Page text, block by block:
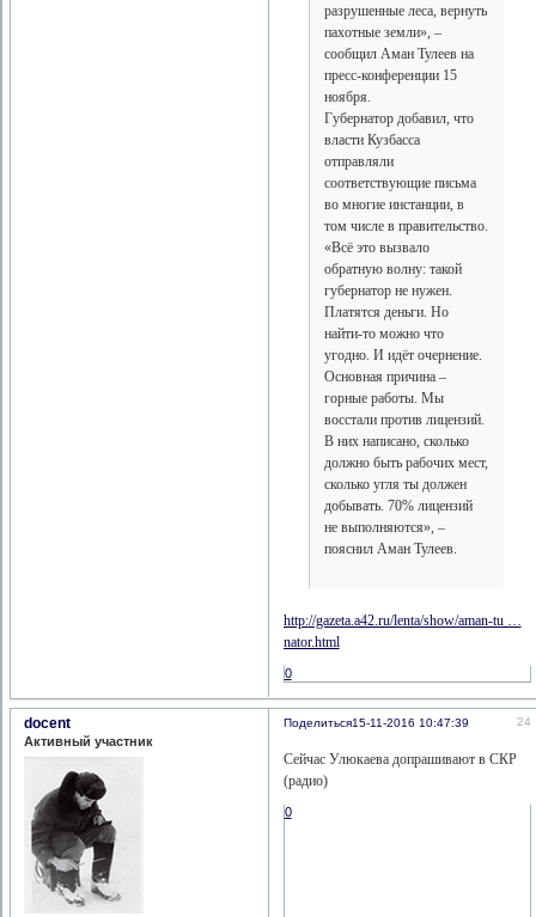
разрушенные леса, вернуть
пахотные земли», –
сообщил Аман Тулеев на
пресс-конференции 15
ноября.
Губернатор добавил, что
власти Кузбасса
отправляли
соответствующие письма
во многие инстанции, в
том числе в правительство.
«Всё это вызвало
обратную волну: такой
губернатор не нужен.
Платятся деньги. Но
найти-то можно что
угодно. И идёт очернение.
Основная причина –
горные работы. Мы
восстали против лицензий.
В них написано, сколько
должно быть рабочих мест,
сколько угля ты должен
добывать. 70% лицензий
не выполняются», –
пояснил Аман Тулеев.
http://gazeta.a42.ru/lenta/show/aman-tu …
nator.html
0
Поделиться 24
15-11-2016 10:47:39
docent
Активный участник
Сейчас Улюкаева допрашивают в СКР
(радио)
0